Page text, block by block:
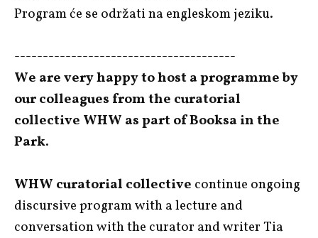
Program će se održati na engleskom jeziku.
---------------------------------------
We are very happy to host a programme by
our colleagues from the curatorial
collective WHW as part of Booksa in the
Park.
WHW curatorial collective continue ongoing
discursive program with a lecture and
conversation with the curator and writer Tia